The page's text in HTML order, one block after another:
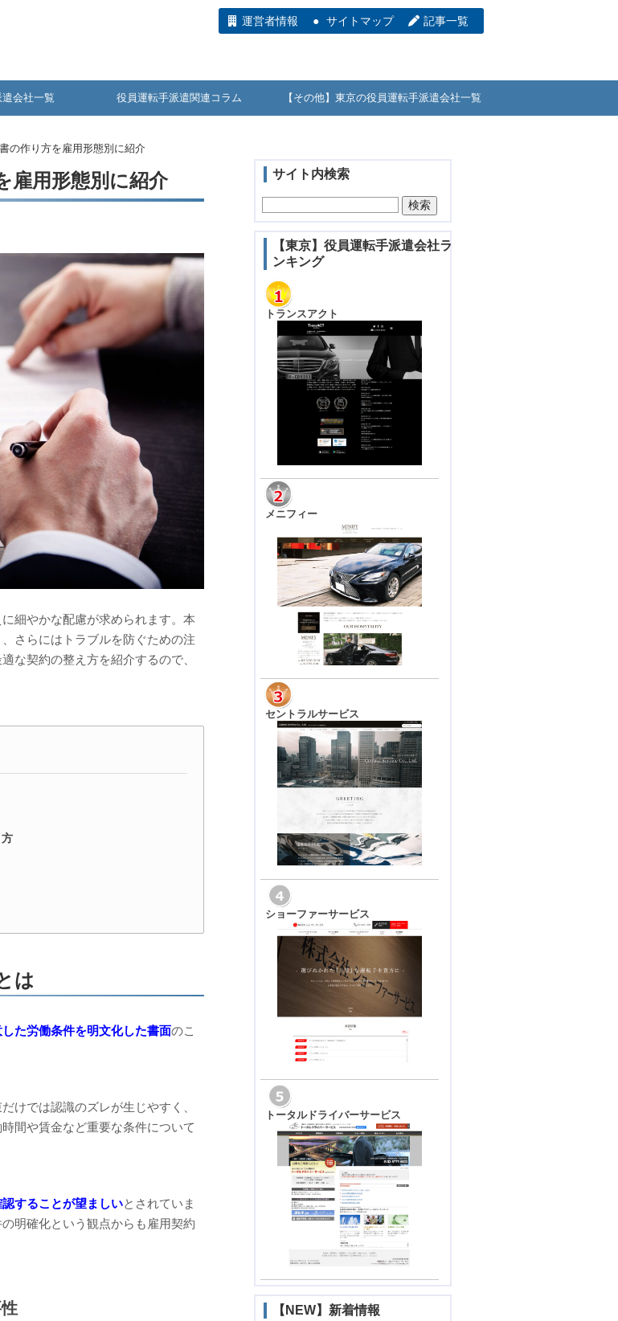
運営者情報 サイトマップ 記事一覧
遣会社一覧 役員運転手派遣関連コラム 【その他】東京の役員運転手派遣会社一覧
の作り方を雇用形態別に紹介
雇用形態別に紹介
細やかな配慮が求められます。本
さらにはトラブルを防ぐための注
な契約の整え方を紹介するので、
は
た労働条件を明文化した書面のこ
けでは認識のズレが生じやすく、
間や賃金など重要な条件について
することが望ましいとされていま
明確化という観点からも雇用契約
サイト内検索
【東京】役員運転手派遣会社ラ
ンキング
トランスアクト
メニフィー
セントラルサービス
ショーファーサービス
トータルドライバーサービス
【NEW】新着情報